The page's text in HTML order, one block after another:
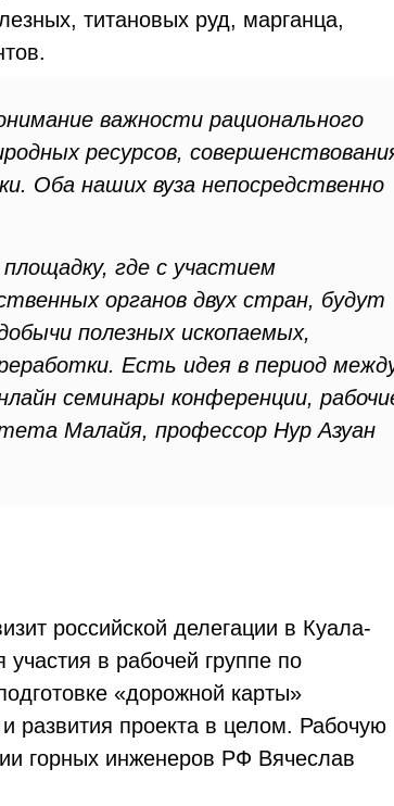
титановых руд, марганца,
важности рационального
ресурсов,
Оба наших вуза непосредственно
где с участием
органов двух стран, будут
полезных ископаемых,
Есть идея в период
семинары конференции,
Малайя, профессор Нур Азуан
российской делегации в Куала-
в рабочей группе по
«дорожной карты»
развития проекта в целом. Рабочую
горных инженеров РФ Вячеслав